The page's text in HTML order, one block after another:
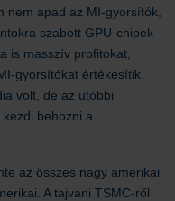
nem apad az MI-gyorsítók,
szabott GPU-chipek
is masszív profitokat,
gyorsítókat értékesítik.
volt, de az utóbbi
behozni a
az összes nagy amerikai
A tajvani TSMC-ről